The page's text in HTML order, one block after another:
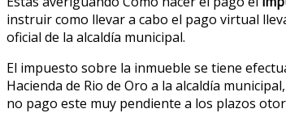
instruir como llevar a cabo el pago virtual
oficial de la alcaldía municipal.
El impuesto sobre la inmueble se tiene
Hacienda de Rio de Oro a la alcaldía
no pago este muy pendiente a los plazos